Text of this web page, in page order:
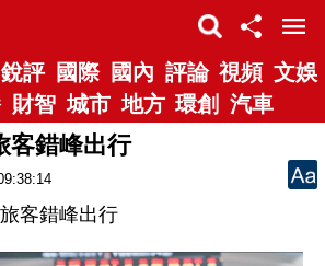
銳評 國際 國內 評論 視頻 文娛
財智 城市 地方 環創 汽車
客錯峰出行
客錯峰出行